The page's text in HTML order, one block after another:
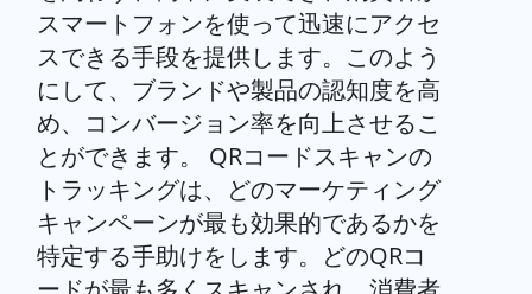
スマートフォンを使って迅速にアクセ
スできる手段を提供します。このよう
にして、ブランドや製品の認知度を高
め、コンバージョン率を向上させるこ
とができます。 QRコードスキャンの
トラッキングは、どのマーケティング
キャンペーンが最も効果的であるかを
特定する手助けをします。どのQRコ